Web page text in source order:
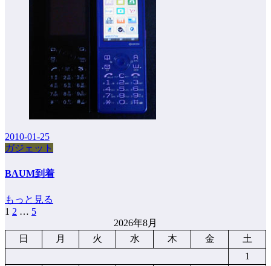
2010-01-25
ガジェット
BAUM到着
もっと見る
投
稿
の
1 2 … 5
2026年8月
日
月 火 水 木 金
土
1